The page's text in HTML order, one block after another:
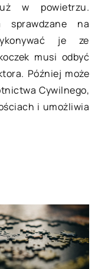
w powietrzu.
sprawdzane na
je ze
musi odbyć
Później może
Cywilnego,
i umożliwia